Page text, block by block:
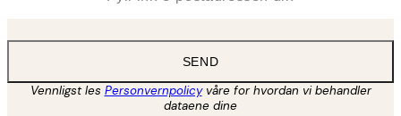
SEND
Vennligst les Personvernpolicyvåre for hvordan vi behandler
dataene dine